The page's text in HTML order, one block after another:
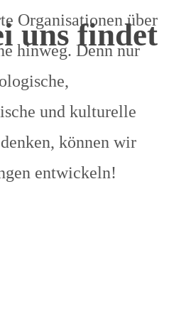
Organisationen über
hinweg. Denn nur
und kulturelle
können wir
entwickeln!
uns findet